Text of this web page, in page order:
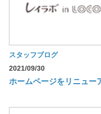
スタッフブログ
2021/09/30
ホームページをリニュー